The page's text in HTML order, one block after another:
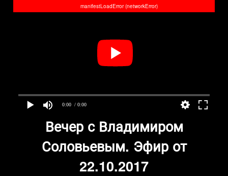
0:00 / 0:00
manifestLoadError (networkError)
Вечер с Владимиром
Соловьевым. Эфир от
22.10.2017